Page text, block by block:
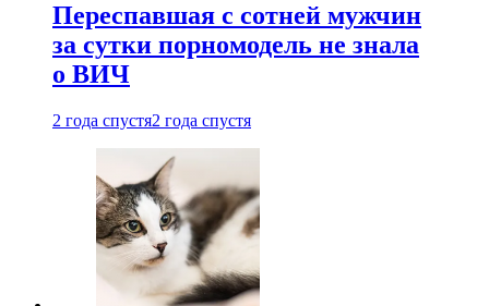
Переспавшая с сотней мужчин
за сутки порномодель не знала
о ВИЧ
2 года спустя2 года спустя